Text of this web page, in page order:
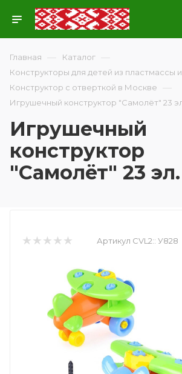
Главная — Каталог —
Конструкторы для детей из пластмассы
Конструктор с отверткой в Москве —
Игрушечный конструктор "Самолёт" 23
Игрушечный
конструктор
"Самолёт" 23 эл.
Артикул CVL2:: У828